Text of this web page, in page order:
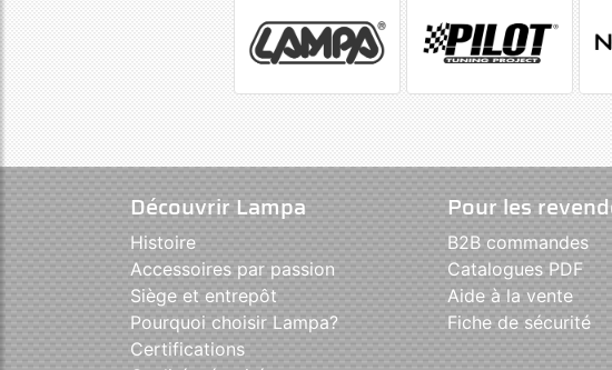
Découvrir Lampa
Histoire
Accessoires par passion
Siège et entrepôt
Pourquoi choisir Lampa?
Certifications
Pour les
B2B commandes
Catalogues PDF
Aide à la vente
Fiche de sécurité